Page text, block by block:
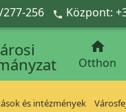
256  Központ:

Otthon
és intézmények